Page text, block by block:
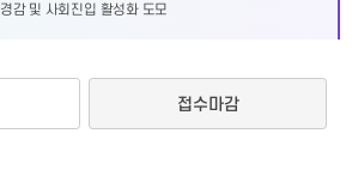
경감 및 사회진입 활성화 도모
접수마감